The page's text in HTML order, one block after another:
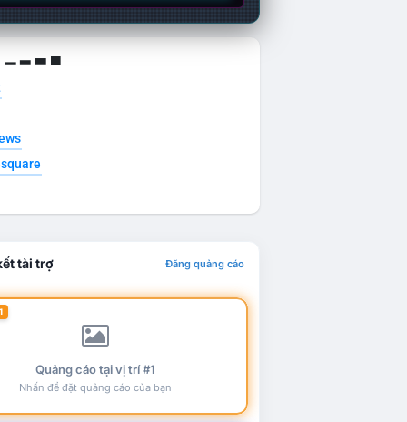
▁ ▂ ▃ ▄
tài trợ Đăng quảng cáo
Quảng cáo tại vị trí #1
Nhấn để đặt quảng cáo của bạn